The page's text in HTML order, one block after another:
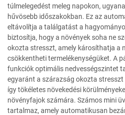
túlmelegedést meleg napokon,
hűvösebb időszakokban. Ez az
eltávolítja a találgatást a
biztosítja, hogy a növények soha ne
okozta stresszt, amely károsíthatja a
csökkentheti termelékenységüket. A
funkciók optimális nedvességszintet
egyaránt a szárazság okozta stresszt
így tökéletes növekedési
növényfajok számára. Számos mini
tartalmaz, amely automatikusan